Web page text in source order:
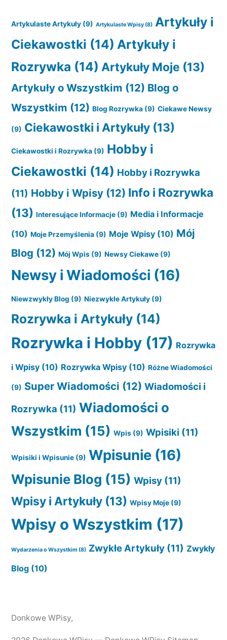
Artykulaste Artykuły (9) Artykulaste Wpisy (8) Artykuły i
Ciekawostki (14) Artykuły i
Rozrywka (14) Artykuły Moje (13)
Artykuły o Wszystkim (12) Blog o
Wszystkim (12) Blog Rozrywka (9) Ciekawe Newsy
(9) Ciekawostki i Artykuły (13)
Ciekawostki i Rozrywka (9) Hobby i
Ciekawostki (14) Hobby i Rozrywka
(11) Hobby i Wpisy (12) Info i Rozrywka
(13) Interesujące Informacje (9) Media i Informacje
(10) Moje Przemyślenia (9) Moje Wpisy (10) Mój
Blog (12) Mój Wpis (9) Newsy Ciekawe (9)
Newsy i Wiadomości (16)
Niewzwykły Blog (9) Niezwykłe Artykuły (9)
Rozrywka i Artykuły (14)
Rozrywka i Hobby (17) Rozrywka
i Wpisy (10) Rozrywka Wpisy (10) Różne Wiadomości
(9) Super Wiadomości (12) Wiadomości i
Rozrywka (11) Wiadomości o
Wszystkim (15) Wpis (9) Wpisiki (11)
Wpisiki i Wpisunie (9) Wpisunie (16)
Wpisunie Blog (15) Wpisy (11)
Wpisy i Artykuły (13) Wpisy Moje (9)
Wpisy o Wszystkim (17)
Wydarzenia o Wszystkim (8) Zwykłe Artykuły (11) Zwykły
Blog (10)
Donkowe WPisy,